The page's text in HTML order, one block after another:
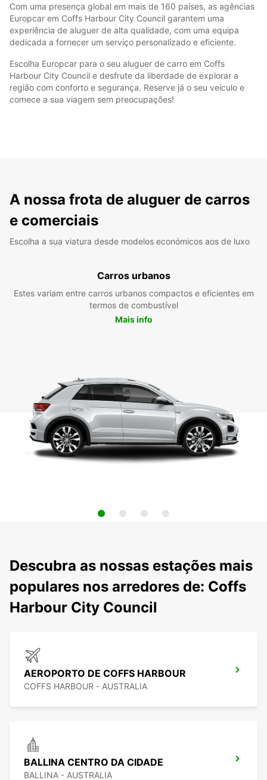
Com uma presença global em mais de 160 países, as agências
Europcar em Coffs Harbour City Council garantem uma
experiência de aluguer de alta qualidade, com uma equipa
dedicada a fornecer um serviço personalizado e eficiente.
Escolha Europcar para o seu aluguer de carro em Coffs
Harbour City Council e desfrute da liberdade de explorar a
região com conforto e segurança. Reserve já o seu veículo e
comece a sua viagem sem preocupações!
A nossa frota de aluguer de carros
e comerciais
Escolha a sua viatura desde modelos económicos aos de luxo
Carros urbanos
Estes variam entre carros urbanos compactos e eficientes em
termos de combustível
Mais info
Descubra as nossas estações mais
populares nos arredores de: Coffs
Harbour City Council
AEROPORTO DE COFFS HARBOUR
COFFS HARBOUR - AUSTRALIA
BALLINA CENTRO DA CIDADE
BALLINA - AUSTRALIA